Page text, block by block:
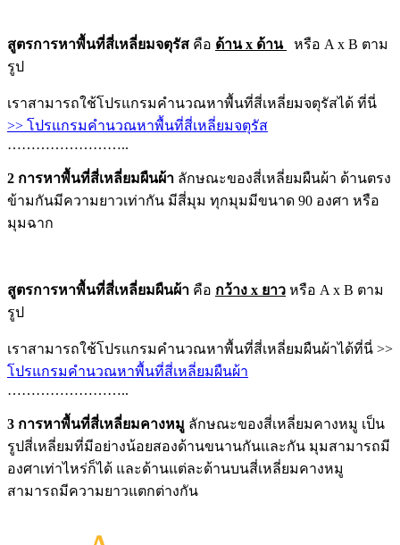
สูตรการหาพื้นที่สี่เหลี่ยมจตุรัส คือ ด้าน x ด้าน
หรือ A x B ตาม
รูป
เราสามารถใช้โปรแกรมคำนวณหาพื้นที่สี่เหลี่ยมจตุรัสได้ ที่นี่
>> โปรแกรมคำนวณหาพื้นที่สี่เหลี่ยมจตุรัส
……………………..
2 การหาพื้นที่สี่เหลี่ยมผืนผ้า ลักษณะของสี่เหลี่ยมผืนผ้า ด้านตรง
ข้ามกันมีความยาวเท่ากัน มีสี่มุม ทุกมุมมีขนาด 90 องศา หรือ
มุมฉาก
สูตรการหาพื้นที่สี่เหลี่ยมผืนผ้า คือ กว้าง x ยาว หรือ A x B ตาม
รูป
เราสามารถใช้โปรแกรมคำนวณหาพื้นที่สี่เหลี่ยมผืนผ้าได้ที่นี่ >>
โปรแกรมคำนวณหาพื้นที่สี่เหลี่ยมผืนผ้า
……………………..
3 การหาพื้นที่สี่เหลี่ยมคางหมู ลักษณะของสี่เหลี่ยมคางหมู เป็น
รูปสี่เหลี่ยมที่มีอย่างน้อยสองด้านขนานกันและกัน มุมสามารถมี
องศาเท่าไหร่ก็ได้ และด้านแต่ละด้านบนสี่เหลี่ยมคางหมู
สามารถมีความยาวแตกต่างกัน